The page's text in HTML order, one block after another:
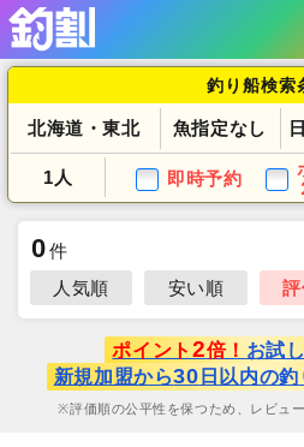
釣り船検索
北海道・東北 魚指定なし
1人 即時予約
0件
人気順
安い順
ポイント 2倍！ お試
新規加盟から30 日以内の
評価順の公平性を保つため、レビュ